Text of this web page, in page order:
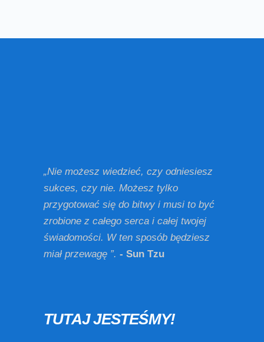
„Nie możesz wiedzieć, czy odniesiesz
sukces, czy nie. Możesz tylko
przygotować się do bitwy i musi to być
zrobione z całego serca i całej twojej
świadomości. W ten sposób będziesz
miał przewagę ”. - Sun Tzu
TUTAJ JESTEŚMY!